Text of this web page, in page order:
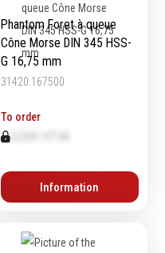
Phantom Foret à queue
Cône Morse DIN 345 HSS-
G 16,75 mm
31420.167500
To order
Information